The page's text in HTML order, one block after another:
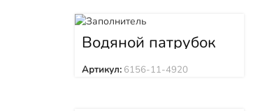
Водяной патрубок
6156-11-4920
Артикул: 6156-11-4920